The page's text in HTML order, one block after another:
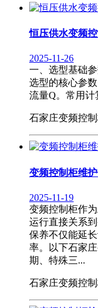
恒压供水变频
2025-11-26
一、选型基础
选型的核心参
流量Q。常用计
石家庄变频控
变频控制柜维
2025-11-19
变频控制柜作
运行直接关系
保养不仅能延
率。以下石家
期、特殊三...
石家庄变频控